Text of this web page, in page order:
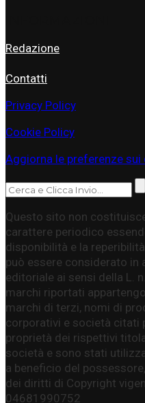
Redazione
Contatti
Privacy Policy
Cookie Policy
Aggiorna le preferenze sui
Questo sito non
carattere periodico
disponibilità e la
può essere considerato in
editoriale ai sensi della L.
marchi riportati
marchi di terzi, nomi di
corporativi e società citati
proprietà dei rispettivi
società e sono stati
a beneficio del
dei diritti di Copyright
04681990752